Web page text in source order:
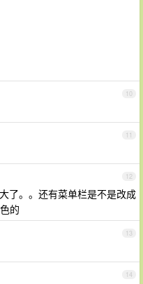
10
11
12
了。。还有菜单栏是不是改成
的
13
14